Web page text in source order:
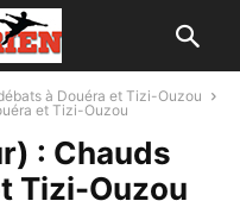
à Douéra et Tizi-Ouzou
et Tizi-Ouzou
: Chauds
Tizi-Ouzou